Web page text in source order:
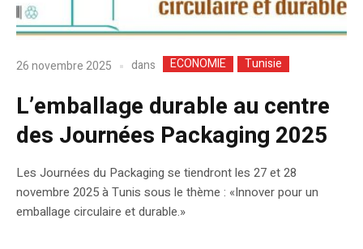
26 novembre 2025 dans ECONOMIE Tunisie
L’emballage durable au centre
des Journées Packaging 2025
Les Journées du Packaging se tiendront les 27 et 28
novembre 2025 à Tunis sous le thème : «Innover pour un
emballage circulaire et durable.»